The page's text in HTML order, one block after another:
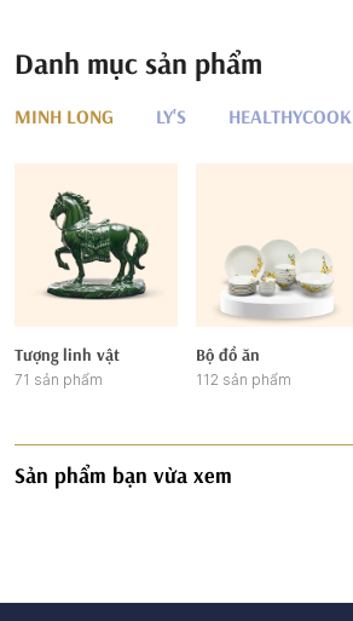
Danh mục sản phẩm
MINH LONG LY'S HEALTHYCOOK
Tượng linh vật
71 sản phẩm
Bộ đồ ăn
112 sản phẩm
Sản phẩm bạn vừa xem